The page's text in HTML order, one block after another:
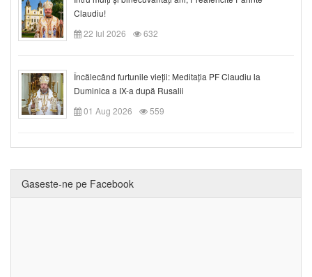
Claudiu!
22 Iul 2026
632
Încălecând furtunile vieții: Meditația PF Claudiu la
Duminica a IX-a după Rusalii
01 Aug 2026
559
Gaseste-ne pe Facebook